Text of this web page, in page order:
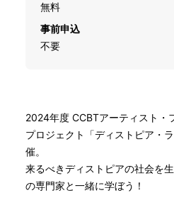
無料
事前申込
不要
2024年度 CCBTアーティスト・
プロジェクト「ディストピア・
催。
来るべきディストピアの社会を
の専門家と一緒に学ぼう！